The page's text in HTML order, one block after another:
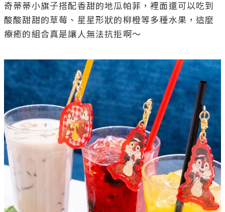
奇蒂蒂小旗子搭配香甜的地瓜帕菲，裡面還可以吃到
酸酸甜甜的草莓、星星形狀的柳橙等多種水果，這麼
療癒的組合真是讓人無法抗拒啊～